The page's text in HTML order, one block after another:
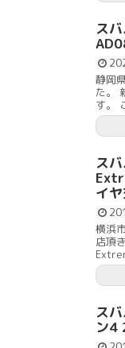
ス
静岡
た。
す。
ス
イ
横浜
店頂
ス
ン4